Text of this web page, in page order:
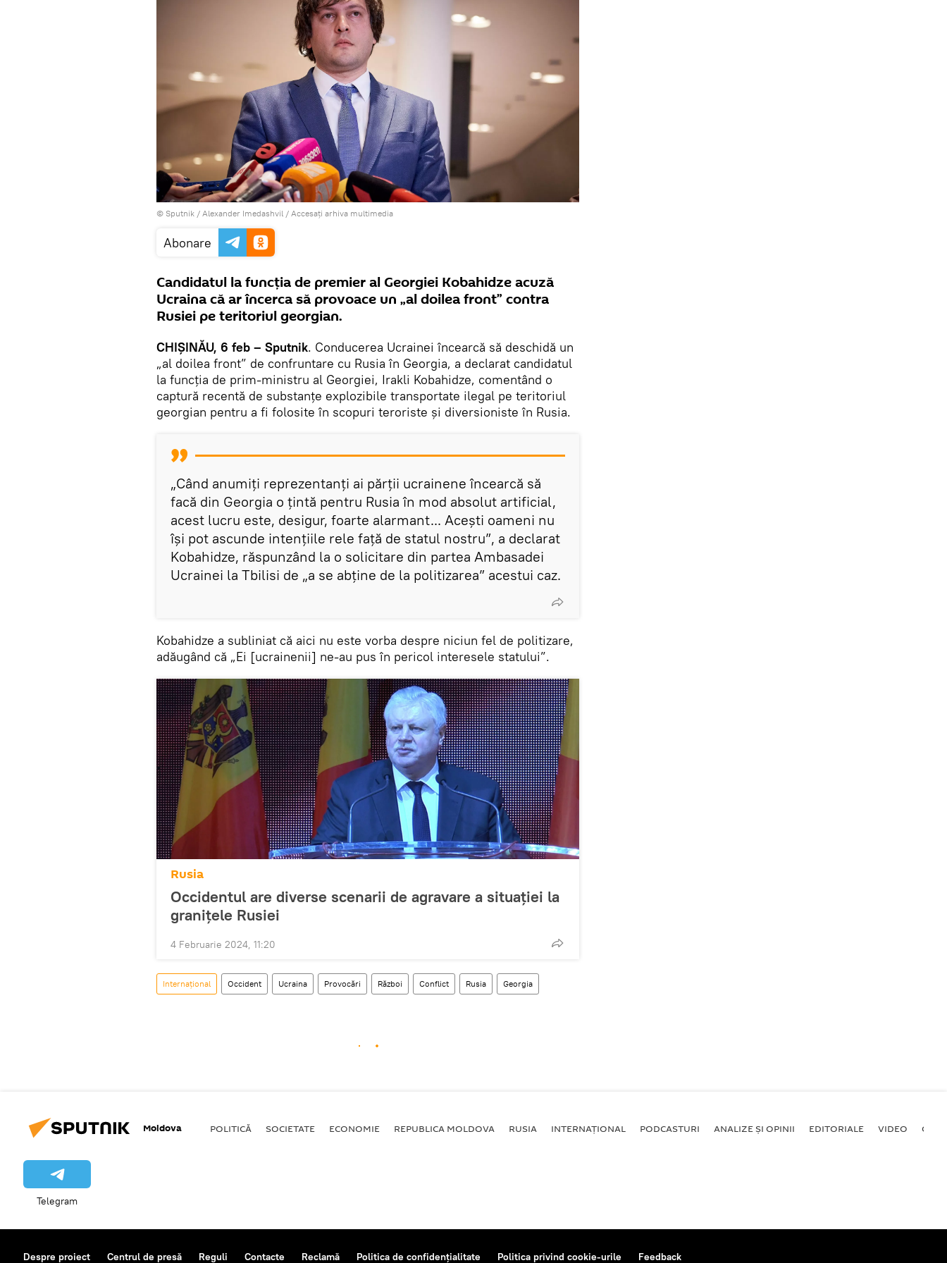
© Sputnik / Alexander Imedashvil / Accesați arhiva multimedia
Abonare
Candidatul la funcția de premier al Georgiei Kobahidze acuză
Ucraina că ar încerca să provoace un „al doilea front” contra
Rusiei pe teritoriul georgian.
CHIȘINĂU, 6 feb – Sputnik. Conducerea Ucrainei încearcă să deschidă un
„al doilea front” de confruntare cu Rusia în Georgia, a declarat candidatul
la funcția de prim-ministru al Georgiei, Irakli Kobahidze, comentând o
captură recentă de substanțe explozibile transportate ilegal pe teritoriul
georgian pentru a fi folosite în scopuri teroriste și diversioniste în Rusia.
„Când anumiți reprezentanți ai părții ucrainene încearcă să
facă din Georgia o țintă pentru Rusia în mod absolut artificial,
acest lucru este, desigur, foarte alarmant... Acești oameni nu
își pot ascunde intențiile rele față de statul nostru”, a declarat
Kobahidze, răspunzând la o solicitare din partea Ambasadei
Ucrainei la Tbilisi de „a se abține de la politizarea” acestui caz.
Kobahidze a subliniat că aici nu este vorba despre niciun fel de politizare,
adăugând că „Ei [ucrainenii] ne-au pus în pericol interesele statului”.
Rusia
Occidentul are diverse scenarii de agravare a situației la
granițele Rusiei
4 Februarie 2024, 11:20
Internațional Occident Ucraina Provocări Război Conflict Rusia Georgia
Moldova POLITICĂ SOCIETATE ECONOMIE REPUBLICA MOLDOVA RUSIA INTERNAȚIONAL PODCASTURI ANALIZE ȘI OPINII EDITORIALE VIDEO
Telegram
Despre proiect Centrul de presă Reguli Contacte Reclamă Politica de confidențialitate Politica privind cookie-urile Feedback